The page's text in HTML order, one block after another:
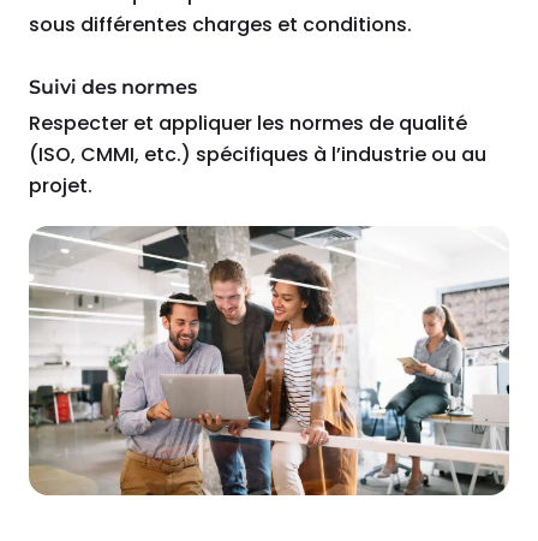
sous différentes charges et conditions.
Suivi des normes
Respecter et appliquer les normes de qualité
(ISO, CMMI, etc.) spécifiques à l’industrie ou au
projet.